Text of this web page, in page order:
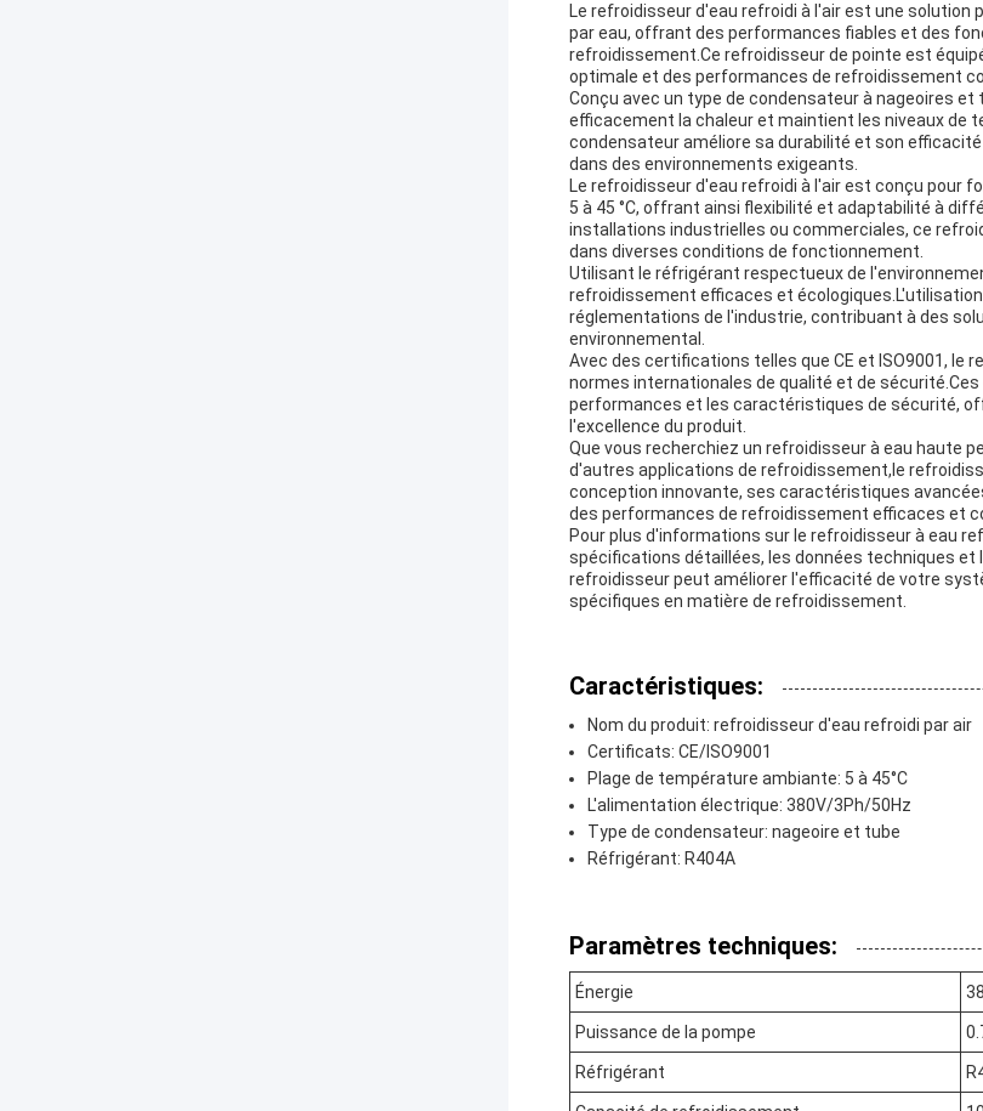
Le refroidisseur d'eau refroidi à l'air est une
par eau, offrant des performances fiables et des
refroidissement.Ce refroidisseur de pointe est
optimale et des performances de refroidissement
Conçu avec un type de condensateur à nageoires
efficacement la chaleur et maintient les niveaux de
condensateur améliore sa durabilité et son
dans des environnements exigeants.
Le refroidisseur d'eau refroidi à l'air est conçu pour
5 à 45 °C, offrant ainsi flexibilité et adaptabilité à
installations industrielles ou commerciales, ce
dans diverses conditions de fonctionnement.
Utilisant le réfrigérant respectueux de
refroidissement efficaces et
réglementations de l'industrie, contribuant à des
environnemental.
Avec des certifications telles que CE et ISO9001, le
normes internationales de qualité et de
performances et les caractéristiques de sécurité,
l'excellence du produit.
Que vous recherchiez un refroidisseur à eau haute
d'autres applications de refroidissement,le
conception innovante, ses caractéristiques
des performances de refroidissement efficaces et
Pour plus d'informations sur le refroidisseur à eau
spécifications détaillées, les données techniques
refroidisseur peut améliorer l'efficacité de votre
spécifiques en matière de refroidissement.
Caractéristiques:
Nom du produit: refroidisseur d'eau refroidi par air
Certificats: CE/ISO9001
Plage de température ambiante: 5 à 45°C
L'alimentation électrique: 380V/3Ph/50Hz
Type de condensateur: nageoire et tube
Réfrigérant: R404A
Paramètres techniques:
Énergie
Puissance de la pompe
Réfrigérant